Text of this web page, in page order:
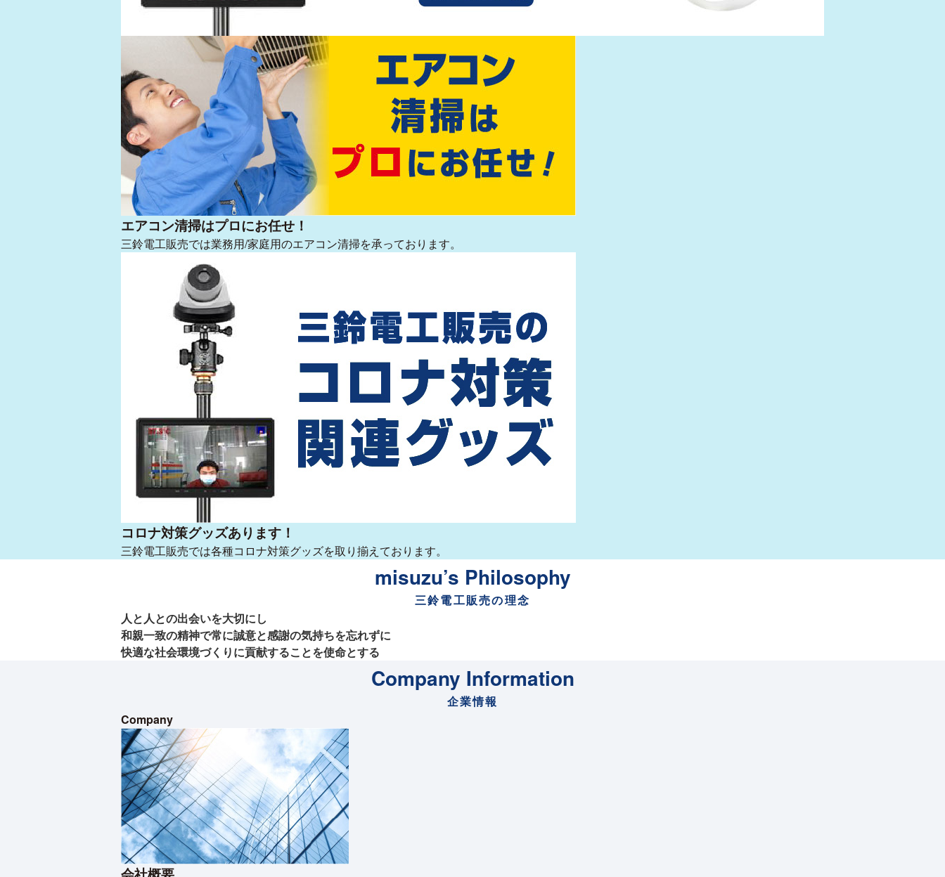
エアコン清掃はプロにお任せ！
三鈴電工販売では業務用/家庭用のエアコン清掃を承っております。
コロナ対策グッズあります！
三鈴電工販売では各種コロナ対策グッズを取り揃えております。
misuzu’s Philosophy
三鈴電工販売の理念
人と人との出会いを大切にし
和親一致の精神で常に誠意と感謝の気持ちを忘れずに
快適な社会環境づくりに貢献することを使命とする
Company Information
企業情報
Company